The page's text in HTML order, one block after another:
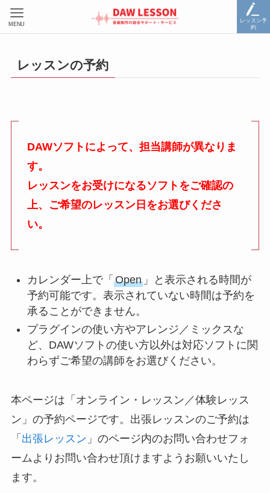
レッスン予
約
MENU
レッスンの予約
DAWソフトによって、担当講師が異なりま
す。
レッスンをお受けになるソフトをご確認の
上、ご希望のレッスン日をお選びくださ
い。
カレンダー上で「 Open」と表示される時間が
予約可能です。表示されていない時間は予約を
承ることができません。
プラグインの使い方やアレンジ／ミックスな
ど、DAWソフトの使い方以外は対応ソフトに関
わらずご希望の講師をお選びください。
本ページは「オンライン・レッスン／体験レッス
ン」の予約ページです。出張レッスンのご予約は
「 出張レッスン 」のページ内のお問い合わせフォ
ームよりお問い合わせ頂けますようお願いいたし
ます。